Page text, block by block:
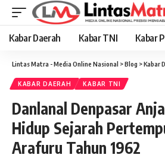
Kabar Daerah Kabar TNI Kabar
Lintas Matra - Media Online Nasional >Blog >Kabar
KABAR DAERAH KABAR TNI
Danlanal Denpasar
Hidup Sejarah
Arafuru Tahun 1962